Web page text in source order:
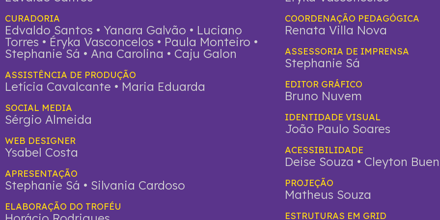
CURADORIA
Edvaldo Santos • Yanara Galvão • Luciano
Torres • Éryka Vasconcelos • Paula Monteiro •
Stephanie Sá • Ana Carolina • Caju Galon
ASSISTÊNCIA DE PRODUÇÃO
Letícia Cavalcante • Maria Eduarda
SOCIAL MEDIA
Sérgio Almeida
WEB DESIGNER
Ysabel Costa
APRESENTAÇÃO
Stephanie Sá • Silvania Cardoso
ELABORAÇÃO DO TROFÉU
COORDENAÇÃO PEDAGÓGICA
Renata Villa Nova
ASSESSORIA DE IMPRENSA
Stephanie Sá
EDITOR GRÁFICO
Bruno Nuvem
IDENTIDADE VISUAL
João Paulo Soares
ACESSIBILIDADE
Deise Souza • Cleyton
PROJEÇÃO
Matheus Souza
ESTRUTURAS EM GRID